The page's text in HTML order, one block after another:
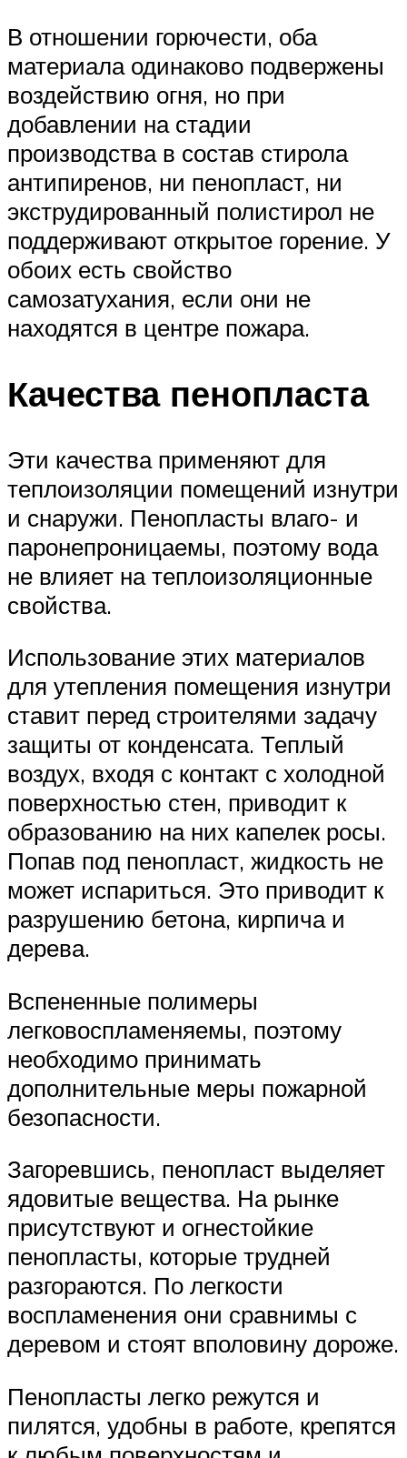
В отношении горючести, оба
материала одинаково подвержены
воздействию огня, но при
добавлении на стадии
производства в состав стирола
антипиренов, ни пенопласт, ни
экструдированный полистирол не
поддерживают открытое горение. У
обоих есть свойство
самозатухания, если они не
находятся в центре пожара.
Качества пенопласта
Эти качества применяют для
теплоизоляции помещений изнутри
и снаружи. Пенопласты влаго- и
паронепроницаемы, поэтому вода
не влияет на теплоизоляционные
свойства.
Использование этих материалов
для утепления помещения изнутри
ставит перед строителями задачу
защиты от конденсата. Теплый
воздух, входя с контакт с холодной
поверхностью стен, приводит к
образованию на них капелек росы.
Попав под пенопласт, жидкость не
может испариться. Это приводит к
разрушению бетона, кирпича и
дерева.
Вспененные полимеры
легковоспламеняемы, поэтому
необходимо принимать
дополнительные меры пожарной
безопасности.
Загоревшись, пенопласт выделяет
ядовитые вещества. На рынке
присутствуют и огнестойкие
пенопласты, которые трудней
разгораются. По легкости
воспламенения они сравнимы с
деревом и стоят вполовину дороже.
Пенопласты легко режутся и
пилятся, удобны в работе, крепятся